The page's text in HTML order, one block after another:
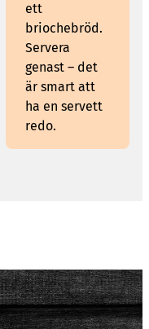
ett
briochebröd.
Servera
genast – det
är smart att
ha en servett
redo.